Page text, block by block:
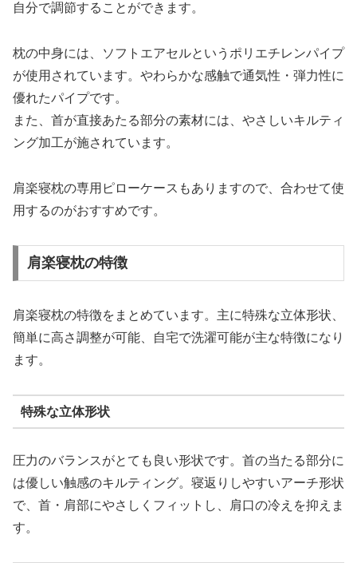
自分で調節することができます。
枕の中身には、ソフトエアセルというポリエチレンパイプ
が使用されています。やわらかな感触で通気性・弾力性に
優れたパイプです。
また、首が直接あたる部分の素材には、やさしいキルティ
ング加工が施されています。
肩楽寝枕の専用ピローケースもありますので、合わせて使
用するのがおすすめです。
肩楽寝枕の特徴
肩楽寝枕の特徴をまとめています。主に特殊な立体形状、
簡単に高さ調整が可能、自宅で洗濯可能が主な特徴になり
ます。
特殊な立体形状
圧力のバランスがとても良い形状です。首の当たる部分に
は優しい触感のキルティング。寝返りしやすいアーチ形状
で、首・肩部にやさしくフィットし、肩口の冷えを抑えま
す。